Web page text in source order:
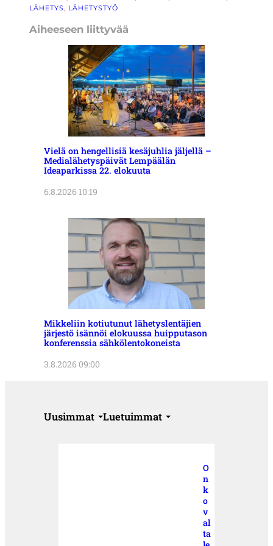
LÄHETYS, LÄHETYSTYÖ
Aiheeseen liittyvää
Vielä on hengellisiä kesäjuhlia jäljellä –
Medialähetyspäivät Lempäälän
Ideaparkissa 22. elokuuta
6.8.2026 10:19
Mikkeliin kotiutunut lähetyslentäjien
järjestö isännöi elokuussa huipputason
konferenssia sähkölentokoneista
3.8.2026 09:00
Uusimmat Luetuimmat
O
n
k
o
v
al
ta